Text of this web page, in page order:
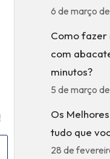
6 de março
Como fazer
com
minutos?
5 de março
Os
tudo que
28 de